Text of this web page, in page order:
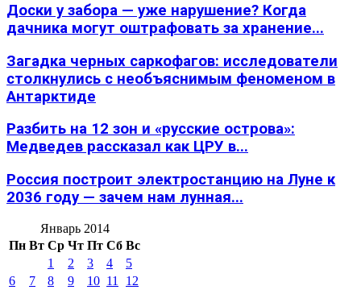
Доски у забора — уже нарушение? Когда
дачника могут оштрафовать за хранение...
Загадка черных саркофагов: исследователи
столкнулись с необъяснимым феноменом в
Антарктиде
Разбить на 12 зон и «русские острова»:
Медведев рассказал как ЦРУ в...
Россия построит электростанцию на Луне к
2036 году — зачем нам лунная...
Январь 2014
Пн Вт Ср Чт Пт Сб Вс
1
2 3 4
5
6
7 8 9 10 11
12